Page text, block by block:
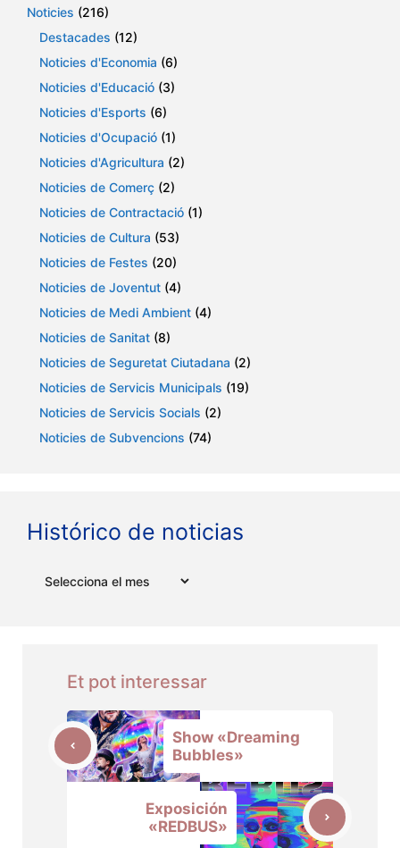
Noticies (216)
Destacades (12)
Noticies d'Economia (6)
Noticies d'Educació (3)
Noticies d'Esports (6)
Noticies d'Ocupació (1)
Noticies d'Agricultura (2)
Noticies de Comerç (2)
Noticies de Contractació (1)
Noticies de Cultura (53)
Noticies de Festes (20)
Noticies de Joventut (4)
Noticies de Medi Ambient (4)
Noticies de Sanitat (8)
Noticies de Seguretat Ciutadana (2)
Noticies de Servicis Municipals (19)
Noticies de Servicis Socials (2)
Noticies de Subvencions (74)
Histórico de noticias
Et pot interessar
Show «Dreaming
Bubbles»
Exposición
«REDBUS»